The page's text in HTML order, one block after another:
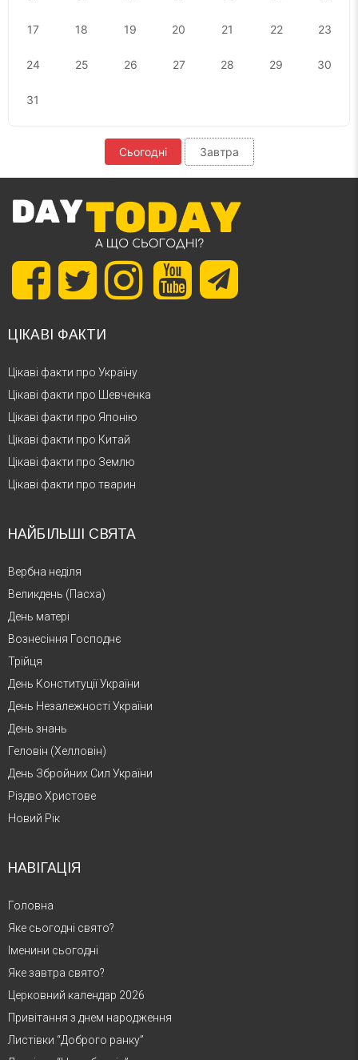
17 18 19 20 21 22 23
24 25 26 27 28 29 30
31
Сьогодні Завтра
ЦІКАВІ ФАКТИ
Цікаві факти про Україну
Цікаві факти про Шевченка
Цікаві факти про Японію
Цікаві факти про Китай
Цікаві факти про Землю
Цікаві факти про тварин
НАЙБІЛЬШІ СВЯТА
Вербна неділя
Великдень (Пасха)
День матері
Вознесіння Господнє
Трійця
День Конституції України
День Незалежності України
День знань
Геловін (Хелловін)
День Збройних Сил України
Різдво Христове
Новий Рік
НАВІГАЦІЯ
Головна
Яке сьогодні свято?
Іменини сьогодні
Яке завтра свято?
Церковний календар 2026
Привітання з днем народження
Листівки “Доброго ранку”